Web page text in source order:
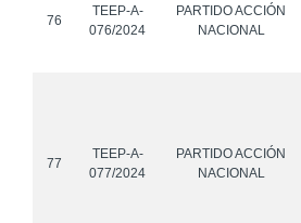
76
TEEP-A-
076/2024
PARTIDO ACCIÓN
NACIONAL
77
TEEP-A-
077/2024
PARTIDO ACCIÓN
NACIONAL